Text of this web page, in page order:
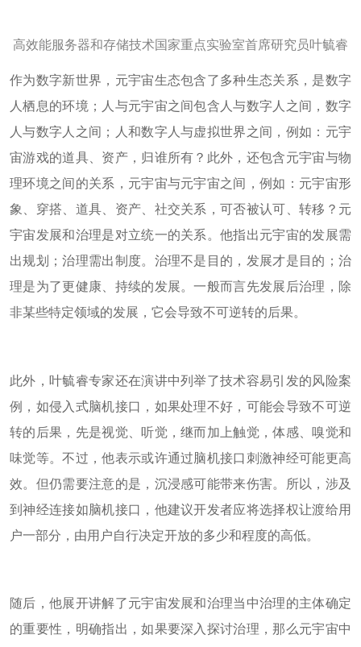
高效能服务器和存储技术国家重点实验室首席研究员叶毓睿
作为数字新世界，元宇宙生态包含了多种生态关系，是数字
人栖息的环境；人与元宇宙之间包含人与数字人之间，数字
人与数字人之间；人和数字人与虚拟世界之间，例如：元宇
宙游戏的道具、资产，归谁所有？此外，还包含元宇宙与物
理环境之间的关系，元宇宙与元宇宙之间，例如：元宇宙形
象、穿搭、道具、资产、社交关系，可否被认可、转移？元
宇宙发展和治理是对立统一的关系。他指出元宇宙的发展需
出规划；治理需出制度。治理不是目的，发展才是目的；治
理是为了更健康、持续的发展。一般而言先发展后治理，除
非某些特定领域的发展，它会导致不可逆转的后果。
此外，叶毓睿专家还在演讲中列举了技术容易引发的风险案
例，如侵入式脑机接口，如果处理不好，可能会导致不可逆
转的后果，先是视觉、听觉，继而加上触觉，体感、嗅觉和
味觉等。不过，他表示或许通过脑机接口刺激神经可能更高
效。但仍需要注意的是，沉浸感可能带来伤害。所以，涉及
到神经连接如脑机接口，他建议开发者应将选择权让渡给用
户一部分，由用户自行决定开放的多少和程度的高低。
随后，他展开讲解了元宇宙发展和治理当中治理的主体确定
的重要性，明确指出，如果要深入探讨治理，那么元宇宙中